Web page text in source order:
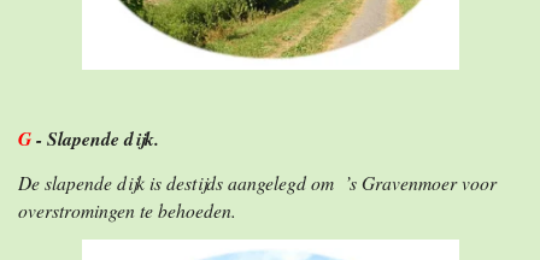
G- Slapende dijk.
De slapende dijk is destijds aangelegd om ’s Gravenmoer voor
overstromingen te behoeden.